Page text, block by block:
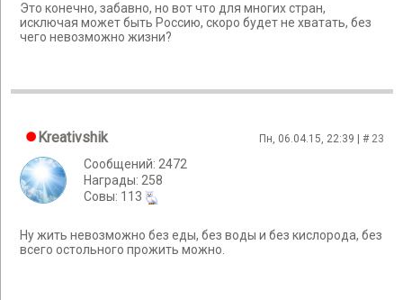
Это конечно, забавно, но вот что для многих стран,
исключая может быть Россию, скоро будет не хватать, без
чего невозможно жизни?
Kreativshik Пн, 06.04.15, 22:39 | # 23
Сообщений: 2472
Награды: 258
Cовы: 113
Ну жить невозможно без еды, без воды и без кислорода, без
всего остольного прожить можно.